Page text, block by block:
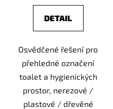
DETAIL
Osvědčené řešení pro
přehledné označení
toalet a hygienických
prostor, nerezové /
plastové / dřevěné